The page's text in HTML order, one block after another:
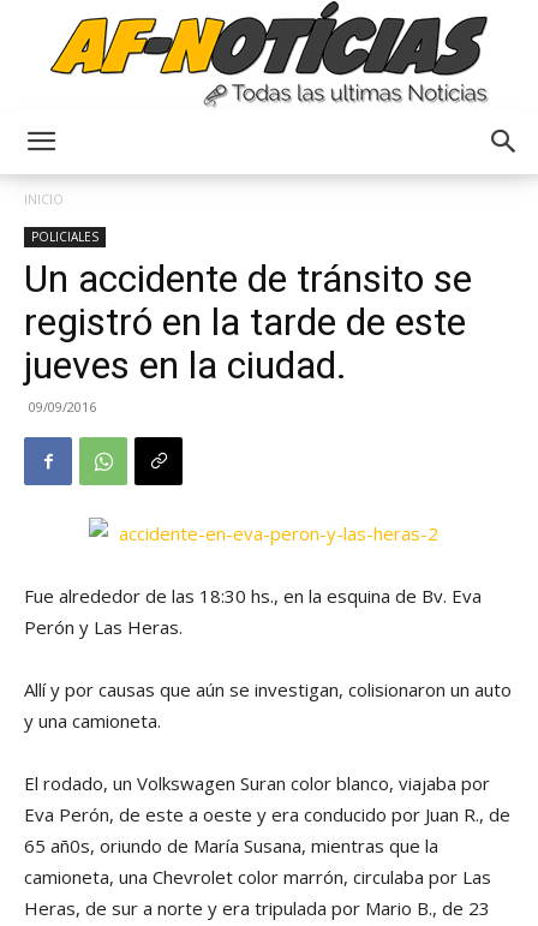
INICIO
POLICIALES
Un accidente de tránsito se
registró en la tarde de este
jueves en la ciudad.
09/09/2016
Fue alrededor de las 18:30 hs., en la esquina de Bv. Eva
Perón y Las Heras.
Allí y por causas que aún se investigan, colisionaron un auto
y una camioneta.
El rodado, un Volkswagen Suran color blanco, viajaba por
Eva Perón, de este a oeste y era conducido por Juan R., de
65 añ0s, oriundo de María Susana, mientras que la
camioneta, una Chevrolet color marrón, circulaba por Las
Heras, de sur a norte y era tripulada por Mario B., de 23